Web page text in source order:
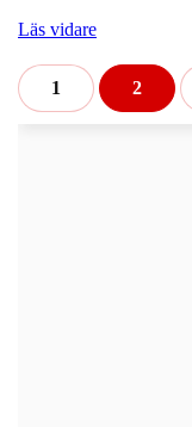
Läs vidare
1 2